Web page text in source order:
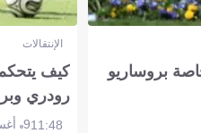
بروساريو
الإنتقالات
كيف
رودري
11:489 أغسطس 2026